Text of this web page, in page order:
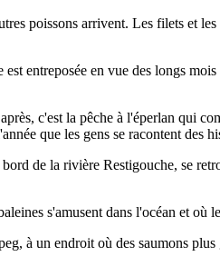
poissons arrivent. Les filets et
entreposée en vue des longs
c'est la pêche à l'éperlan qui
que les gens se racontent des
de la rivière Restigouche, se
s'amusent dans l'océan et
à un endroit où des saumons